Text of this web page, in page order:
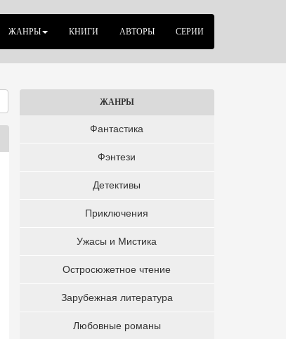
ЖАНРЫ КНИГИ АВТОРЫ СЕРИИ
ЖАНРЫ
Фантастика
Фэнтези
Детективы
Приключения
Ужасы и Мистика
Остросюжетное чтение
Зарубежная литература
Любовные романы